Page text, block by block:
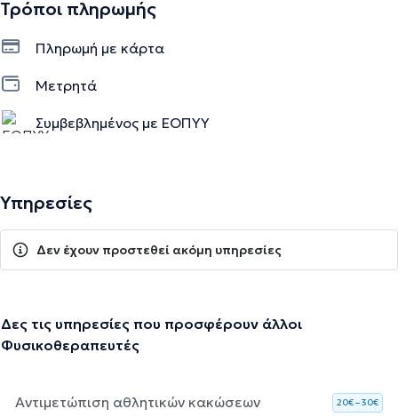
Τρόποι πληρωμής
Πληρωμή με κάρτα
Μετρητά
Συμβεβλημένος με ΕΟΠΥΥ
Υπηρεσίες
Δεν έχουν προστεθεί ακόμη υπηρεσίες
Δες τις υπηρεσίες που προσφέρουν άλλοι
Φυσικοθεραπευτές
Αντιμετώπιση αθλητικών κακώσεων 20€ – 30€